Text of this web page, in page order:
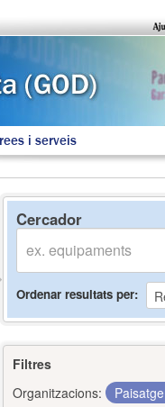
i serveis
Cercador
Ordenar resultats per
Filtres
Organitzacions: